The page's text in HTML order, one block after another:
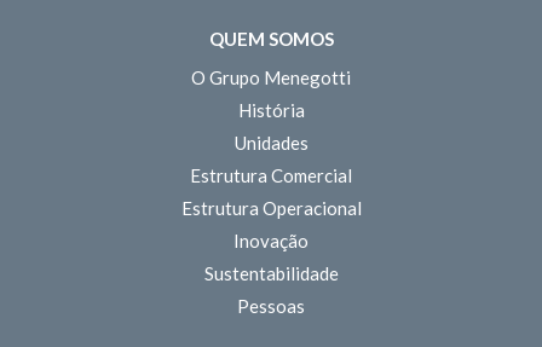
QUEM SOMOS
O Grupo Menegotti
História
Unidades
Estrutura Comercial
Estrutura Operacional
Inovação
Sustentabilidade
Pessoas